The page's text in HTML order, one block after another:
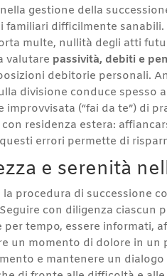
gestione della
familiari difficilmente
multe, nullità degli atti
valutare passività, debiti e
debitorie personali.
divisione conduce spesso
improvvisata (“fai da te”) di
residenza estera:
errori permette di
e serenità
procedura di successione
con diligenza ciascun
per tempo, essere informati,
un momento di dolore in un
e mantenere un